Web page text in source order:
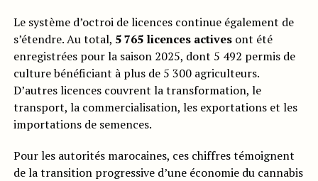
Le système d’octroi de licences continue également de
s’étendre. Au total, 5 765 licences activesont été
enregistrées pour la saison 2025, dont 5 492 permis de
culture bénéficiant à plus de 5 300 agriculteurs.
D’autres licences couvrent la transformation, le
transport, la commercialisation, les exportations et les
importations de semences.
Pour les autorités marocaines, ces chiffres témoignent
de la transition progressive d’une économie du cannabis